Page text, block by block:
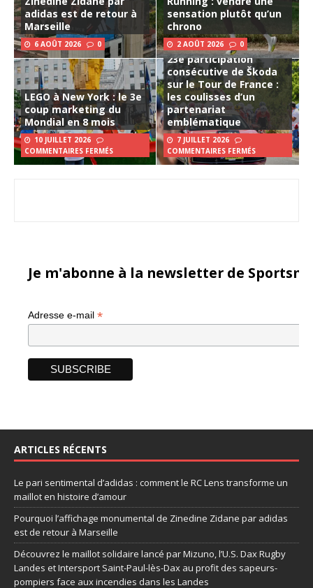
adidas est de retour à
Marseille
6 AOÛT 2026 0
sensation plutôt qu’un
chrono
2 AOÛT 2026 0
LEGO à New York : le 3e
coup marketing du
Mondial en 8 mois
10 JUILLET 2026
COMMENTAIRES FERMÉS
23e participation
consécutive de Škoda
sur le Tour de France :
les coulisses d’un
partenariat
emblématique
7 JUILLET 2026
COMMENTAIRES FERMÉS
Je m'abonne à la newsletter de
Adresse e-mail *
ARTICLES RÉCENTS
Le pari sentimental d’adidas : comment le RC Lens transforme un
maillot en histoire d’amour
Pourquoi l’affichage monumental de Zinedine Zidane par adidas
est de retour à Marseille
Découvrez le maillot solidaire lancé par Mizuno, l’U.S. Dax Rugby
Landes et Intersport Saint-Paul-lès-Dax au profit des sapeurs-
pompiers face aux incendies dans les Landes